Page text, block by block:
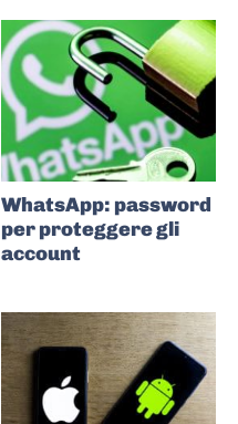
WhatsApp: password
per proteggere gli
account